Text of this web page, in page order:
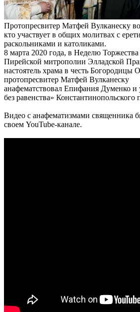
Протопресвитер Матфей Вулканеску
кто участвует в общих молитвах с
раскольниками и католиками.
8 марта 2020 года, в Неделю
Пирейской митрополии Элладской
настоятель храма в честь Богородицы
протопресвитер Матфей Вулканеску
анафематствовал Епифания Думенко и
без равенства» Константинопольского
Видео с анафематизмами священника
своем YouTube-канале.